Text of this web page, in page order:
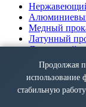
Медный
Латунный
Дюралевый
Контакты
Москва, 2-я
+7 (495)
Продолжая
использование
стабильную